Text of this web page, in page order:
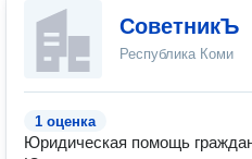
СоветникЪ
Республика Коми
1 оценка
Юридическая помощь